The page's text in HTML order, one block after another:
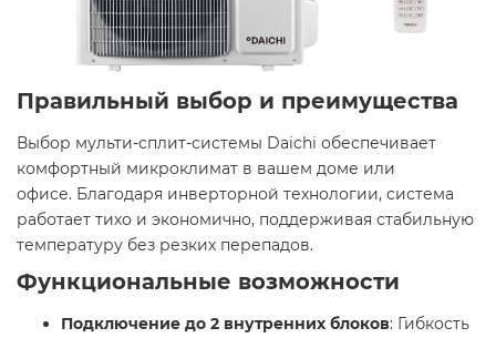
Правильный выбор и преимущества
Выбор мульти-сплит-системы Daichi обеспечивает
комфортный микроклимат в вашем доме или
офисе. Благодаря инверторной технологии, система
работает тихо и экономично, поддерживая стабильную
температуру без резких перепадов.
Функциональные возможности
Подключение до 2 внутренних блоков: Гибкость